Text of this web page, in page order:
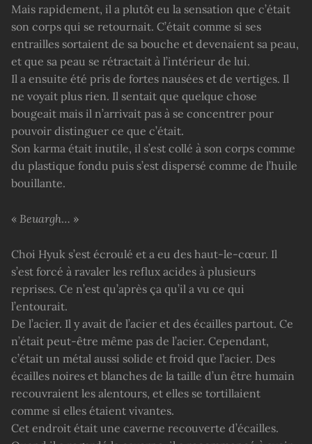
Mais rapidement, il a plutôt eu la sensation que c’était
son corps qui se retournait. C’était comme si ses
entrailles sortaient de sa bouche et devenaient sa peau,
et que sa peau se rétractait à l’intérieur de lui.
Il a ensuite été pris de fortes nausées et de vertiges. Il
ne voyait plus rien. Il sentait que quelque chose
bougeait mais il n’arrivait pas à se concentrer pour
pouvoir distinguer ce que c’était.
Son karma était inutile, il s’est collé à son corps comme
du plastique fondu puis s’est dispersé comme de l’huile
bouillante.
« Beuargh… »
Choi Hyuk s’est écroulé et a eu des haut-le-cœur. Il
s’est forcé à ravaler les reflux acides à plusieurs
reprises. Ce n’est qu’après ça qu’il a vu ce qui
l’entourait.
De l’acier. Il y avait de l’acier et des écailles partout. Ce
n’était peut-être même pas de l’acier. Cependant,
c’était un métal aussi solide et froid que l’acier. Des
écailles noires et blanches de la taille d’un être humain
recouvraient les alentours, et elles se tortillaient
comme si elles étaient vivantes.
Cet endroit était une caverne recouverte d’écailles.